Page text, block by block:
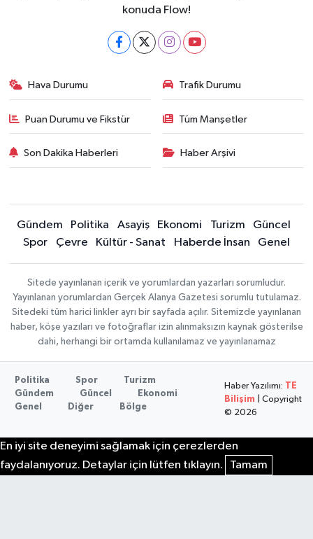
konuda Flow!
Hava Durumu Trafik Durumu
Puan Durumu ve Fikstür Tüm Manşetler
Son Dakika Haberleri Haber Arşivi
Gündem Politika Asayiş Ekonomi Turizm
Güncel
Spor
Çevre Kültür - Sanat Haberde İnsan Genel
Sitede yayınlanan içerik ve yorumlardan yazarları sorumludur.
Yayınlanan yorumlardan Gerçek Alanya Gazetesi sorumlu tutulamaz.
Sitedeki tüm harici linkler ayrı bir sayfada açılır. Sitemizde yayınlanan
haber, köşe yazıları ve fotoğraflar izin alınmaksızın kaynak gösterilse
dahi, herhangi bir ortamda kullanılamaz ve yayınlanamaz
Politika Spor
Turizm
Gündem
Güncel
Ekonomi
Genel
Diğer Bölge
Haber Yazılımı:
TE
Bilişim | Copyright
© 2026
En iyi site deneyimi sağlamak için çerezlerden
faydalanıyoruz. Detaylar için lütfen tıklayın.
Tamam